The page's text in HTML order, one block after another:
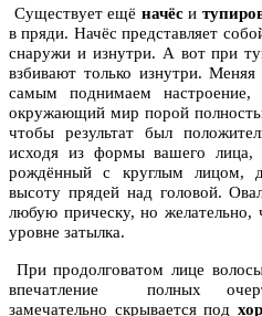
Существует ещё начёси
в пряди. Начёс представляет
снаружи и изнутри. А вот при
взбивают только изнутри.
самым поднимаем
окружающий мир порой
чтобы результат был
исходя из формы вашего лица,
рождённый с круглым лицом,
высоту прядей над головой.
любую прическу, но
уровне затылка.
При продолговатом лице
впечатление полных
замечательно скрывается под